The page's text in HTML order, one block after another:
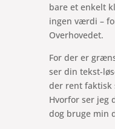
bare et enkelt
ingen værdi –
Overhovedet.
For der er
ser din tekst-
der rent faktisk
Hvorfor ser jeg
dog bruge min